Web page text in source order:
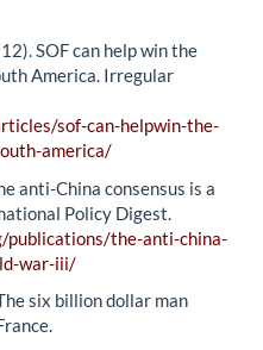
SOF can help win the
America. Irregular
sof-can-helpwin-the-
america/
anti-China consensus is a
Policy Digest.
the-anti-china-
war-iii/
six billion dollar man